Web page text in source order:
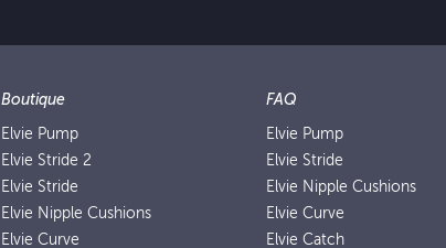
Boutique
Elvie Pump
Elvie Stride 2
Elvie Stride
Elvie Nipple Cushions
Elvie Curve
FAQ
Elvie Pump
Elvie Stride
Elvie Nipple Cushions
Elvie Curve
Elvie Catch